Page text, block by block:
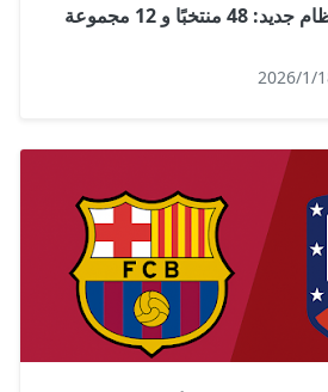
كأس العالم 2026 بنظام جديد: 48 منتخبًا و 12 مجموعة
2026/1/